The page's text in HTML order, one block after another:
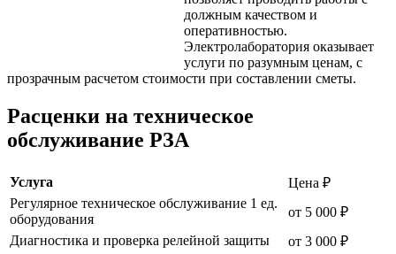
должным качеством и
оперативностью.
Электролаборатория оказывает
услуги по разумным ценам, с
прозрачным расчетом стоимости при составлении сметы.
Расценки на техническое
обслуживание РЗА
Услуга
Цена ₽
Регулярное техническое обслуживание 1 ед.
оборудования
от 5 000 ₽
Диагностика и проверка релейной защиты
от 3 000 ₽